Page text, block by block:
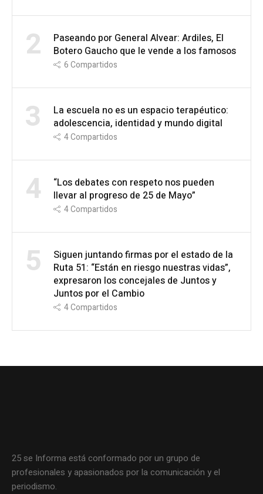
2
Paseando por General Alvear: Ardiles, El
Botero Gaucho que le vende a los famosos
6Compartidos
3
La escuela no es un espacio terapéutico:
adolescencia, identidad y mundo digital
4Compartidos
4
“Los debates con respeto nos pueden
llevar al progreso de 25 de Mayo”
4Compartidos
5
Siguen juntando firmas por el estado de la
Ruta 51: “Están en riesgo nuestras vidas”,
expresaron los concejales de Juntos y
Juntos por el Cambio
4Compartidos
25 se Informa está conformado por un grupo de
profesionales y apasionados por la comunicación y el
periodismo.